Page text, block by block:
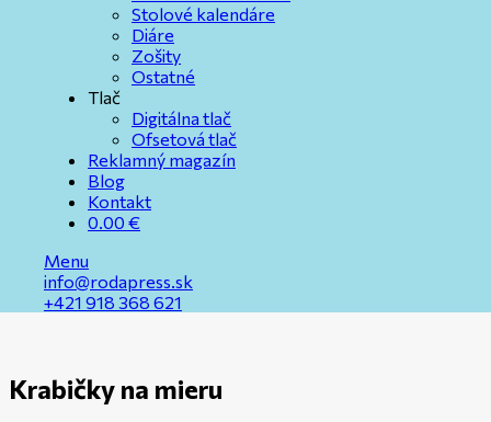
Stolové kalendáre
Diáre
Zošity
Ostatné
Tlač
Digitálna tlač
Ofsetová tlač
Reklamný magazín
Blog
Kontakt
0.00 €
Menu
info@rodapress.sk
+421 918 368 621
Krabičky na mieru